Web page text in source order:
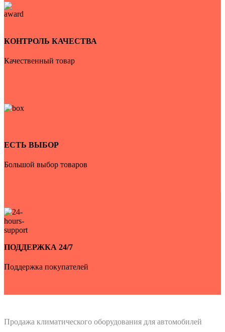
КОНТРОЛЬ КАЧЕСТВА
Качественный товар
ЕСТЬ ВЫБОР
Большой выбор товаров
ПОДДЕРЖКА 24/7
Поддержка покупателей
Продажа климатического оборудования для автомобилей